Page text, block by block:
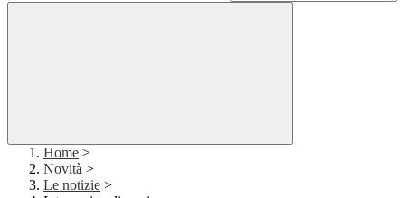
Home >
Novità >
Le notizie >